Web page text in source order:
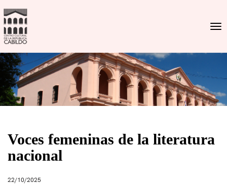
Voces femeninas de la literatura
nacional
22/10/2025